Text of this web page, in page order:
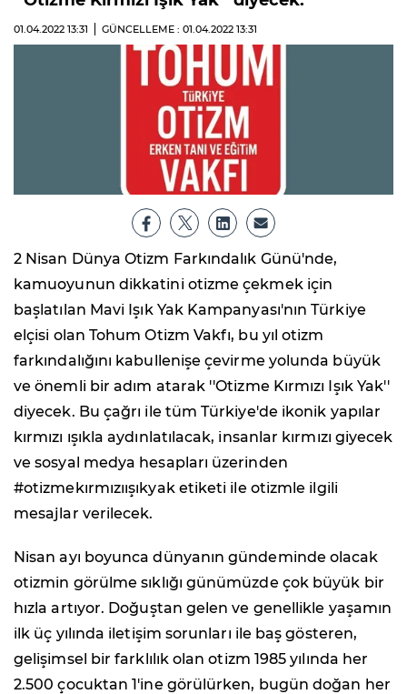
01.04.2022 13:31 GÜNCELLEME : 01.04.2022 13:31
2 Nisan Dünya Otizm Farkındalık Günü'nde,
kamuoyunun dikkatini otizme çekmek için
başlatılan Mavi Işık Yak Kampanyası'nın Türkiye
elçisi olan Tohum Otizm Vakfı, bu yıl otizm
farkındalığını kabullenişe çevirme yolunda büyük
ve önemli bir adım atarak ''Otizme Kırmızı Işık Yak''
diyecek. Bu çağrı ile tüm Türkiye'de ikonik yapılar
kırmızı ışıkla aydınlatılacak, insanlar kırmızı giyecek
ve sosyal medya hesapları üzerinden
#otizmekırmızıışıkyak etiketi ile otizmle ilgili
mesajlar verilecek.
Nisan ayı boyunca dünyanın gündeminde olacak
otizmin görülme sıklığı günümüzde çok büyük bir
hızla artıyor. Doğuştan gelen ve genellikle yaşamın
ilk üç yılında iletişim sorunları ile baş gösteren,
gelişimsel bir farklılık olan otizm 1985 yılında her
2.500 çocuktan 1'ine görülürken, bugün doğan her